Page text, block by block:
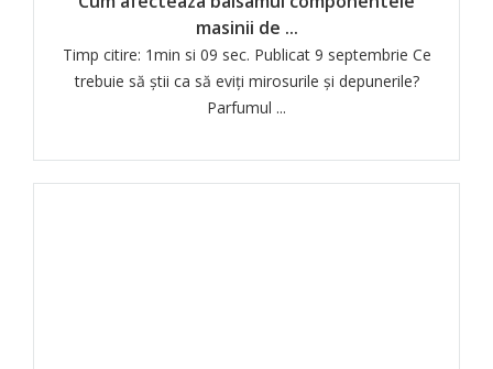
masinii de ...
Timp citire: 1min si 09 sec. Publicat 9 septembrie Ce
trebuie să știi ca să eviți mirosurile și depunerile?
Parfumul ...